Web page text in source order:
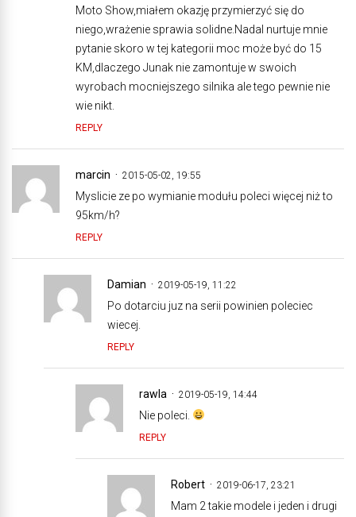
Moto Show,miałem okazję przymierzyć się do
niego,wrażenie sprawia solidne.Nadal nurtuje mnie
pytanie skoro w tej kategorii moc może być do 15
KM,dlaczego Junak nie zamontuje w swoich
wyrobach mocniejszego silnika ale tego pewnie nie
wie nikt.
REPLY
marcin 2015-05-02, 19:55
Myslicie ze po wymianie modułu poleci więcej niż to
95km/h?
REPLY
Damian 2019-05-19, 11:22
Po dotarciu juz na serii powinien poleciec
wiecej.
REPLY
rawla 2019-05-19, 14:44
Nie poleci.
REPLY
Robert 2019-06-17, 23:21
Mam 2 takie modele i jeden i drugi